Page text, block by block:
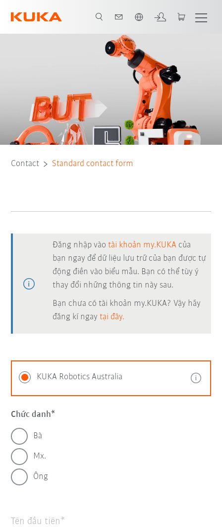
Contact Standard contact form
Đăng nhập vàotài khoản my.KUKA của
bạn ngay để dữ liệu lưu trữ của bạn được tự
động điền vào biểu mẫu. Bạn có thể tùy ý
thay đổi những thông tin này sau.
Bạn chưa có tài khoản my.KUKA? Vậy hãy
đăng kí ngaytại đây.
KUKA Robotics Australia
Chức danh
Bà
Mx.
Ông
Tên đầu tiên